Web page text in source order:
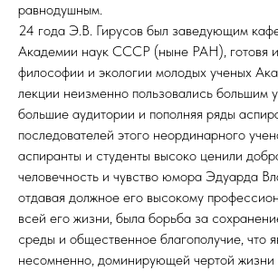
равнодушным.
24 года Э.В. Гирусов был заведующим
Академии наук СССР (ныне РАН), готовя
философии и экологии молодых ученых
лекции неизменно пользовались большим
большие аудитории и пополняя ряды
последователей этого неординарного
аспиранты и студенты высоко ценили
человечность и чувство юмора Эдуарда
отдавая должное его высокому
всей его жизни, была борьба за
среды и общественное благополучие, что
несомненно, доминирующей чертой жизни